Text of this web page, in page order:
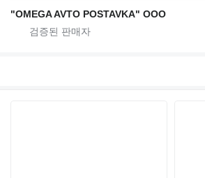
"OMEGA AVTO POSTAVKA" OOO